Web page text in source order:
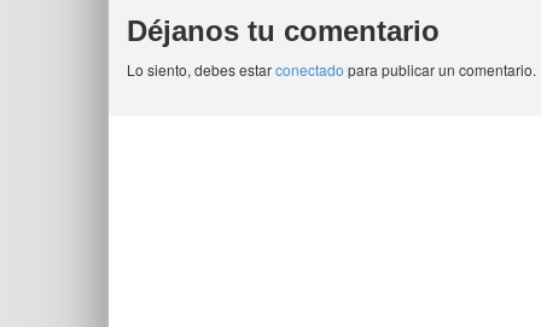
Déjanos tu comentario
Lo siento, debes estarconectado para publicar un comentario.